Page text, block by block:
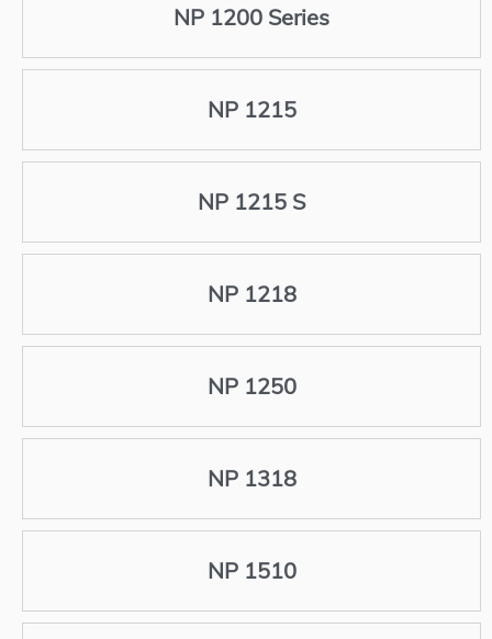
NP 1200 Series
NP 1215
NP 1215 S
NP 1218
NP 1250
NP 1318
NP 1510